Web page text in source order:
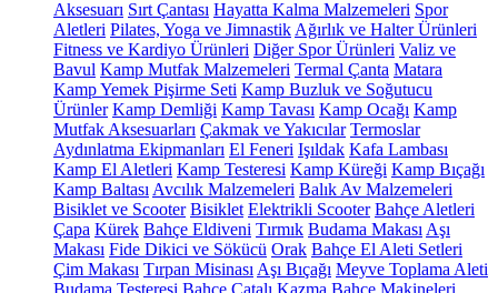
Aksesuarı Sırt Çantası Hayatta Kalma Malzemeleri Spor
Aletleri Pilates, Yoga ve Jimnastik Ağırlık ve Halter Ürünleri
Fitness ve Kardiyo Ürünleri Diğer Spor Ürünleri Valiz ve
Bavul Kamp Mutfak Malzemeleri Termal Çanta Matara
Kamp Yemek Pişirme Seti Kamp Buzluk ve Soğutucu
Ürünler Kamp Demliği Kamp Tavası Kamp Ocağı Kamp
Mutfak Aksesuarları Çakmak ve Yakıcılar Termoslar
Aydınlatma Ekipmanları El Feneri Işıldak Kafa Lambası
Kamp El Aletleri Kamp Testeresi Kamp Küreği Kamp Bıçağı
Kamp Baltası Avcılık Malzemeleri Balık Av Malzemeleri
Bisiklet ve Scooter Bisiklet Elektrikli Scooter Bahçe Aletleri
Çapa Kürek Bahçe Eldiveni Tırmık Budama Makası Aşı
Makası Fide Dikici ve Sökücü Orak Bahçe El Aleti Setleri
Çim Makası Tırpan Misinası Aşı Bıçağı Meyve Toplama Aleti
Budama Testeresi Bahçe Çatalı Kazma Bahçe Makineleri